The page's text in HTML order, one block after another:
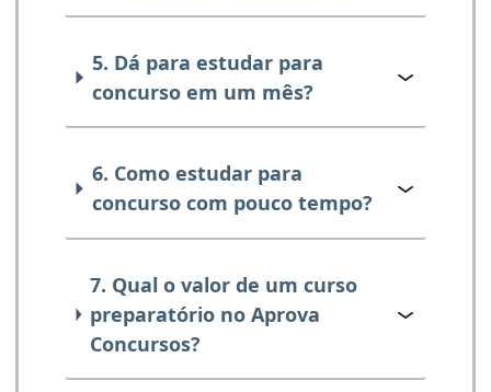
5. Dá para estudar para
concurso em um mês?
6. Como estudar para
concurso com pouco tempo?
7. Qual o valor de um curso
preparatório no Aprova
Concursos?